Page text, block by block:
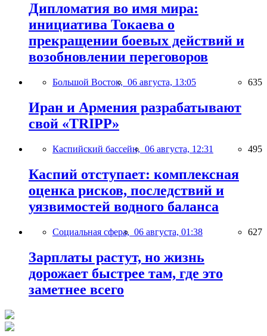
Дипломатия во имя мира:
инициатива Токаева о
прекращении боевых действий и
возобновлении переговоров
Большой Восток, 06 августа, 13:05 635
Иран и Армения разрабатывают
свой «TRIPP»
Каспийский бассейн, 06 августа, 12:31 495
Каспий отступает: комплексная
оценка рисков, последствий и
уязвимостей водного баланса
Социальная сфера, 06 августа, 01:38 627
Зарплаты растут, но жизнь
дорожает быстрее там, где это
заметнее всего